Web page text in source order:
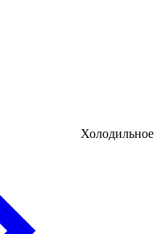
Холодильное